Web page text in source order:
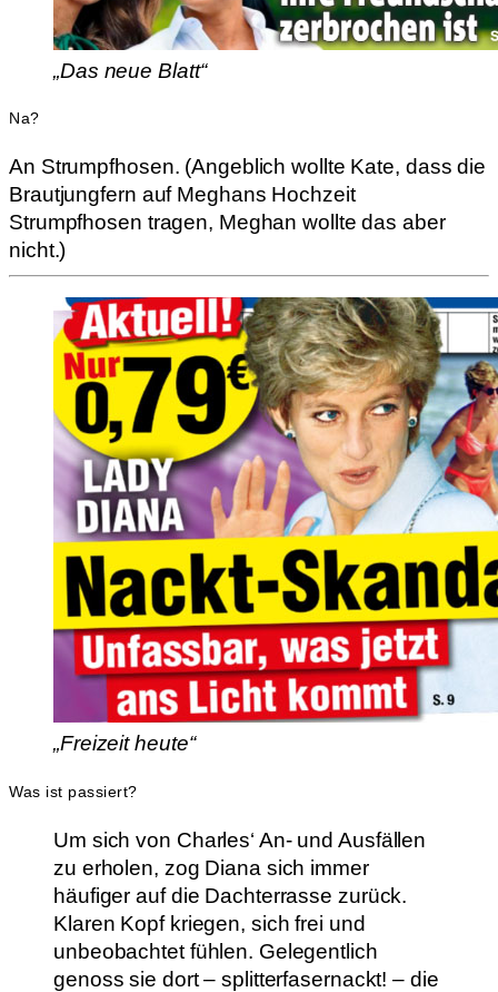
„Das neue Blatt“
Na?
An Strumpfhosen. (Angeblich wollte Kate, dass die
Brautjungfern auf Meghans Hochzeit
Strumpfhosen tragen, Meghan wollte das aber
nicht.)
„Freizeit heute“
Was ist passiert?
Um sich von Charles‘ An- und Ausfällen
zu erholen, zog Diana sich immer
häufiger auf die Dachterrasse zurück.
Klaren Kopf kriegen, sich frei und
unbeobachtet fühlen. Gelegentlich
genoss sie dort – splitterfasernackt! – die